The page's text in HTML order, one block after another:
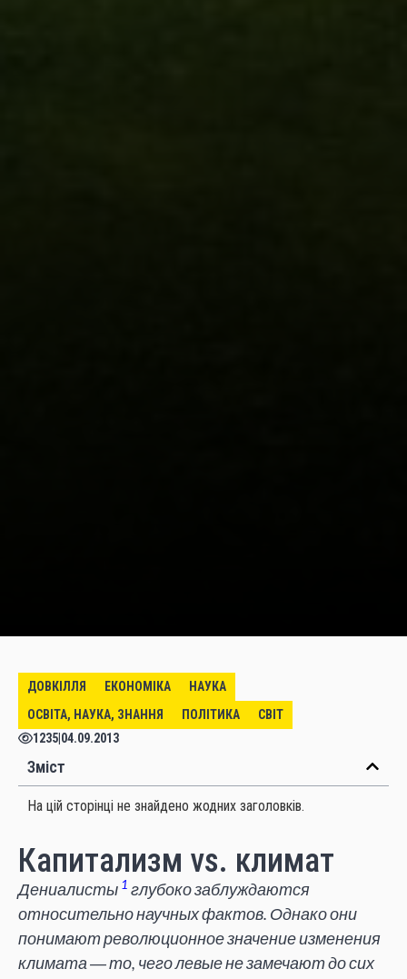
ДОВКІЛЛЯ ЕКОНОМІКА
НАУКА
ОСВІТА, НАУКА, ЗНАННЯ
ПОЛІТИКА
СВІТ
1235 04.09.2013
Зміст
На цій сторінці не знайдено жодних заголовків.
Капитализм vs. климат
Дениалисты 1 глубоко заблуждаются
относительно научных фактов. Однако они
понимают революционное значение изменения
климата ― то, чего левые не замечают до сих